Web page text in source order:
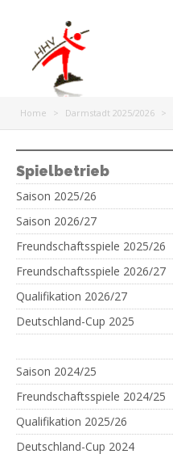
Home > Darmstadt 2025/2026 >
Spielbetrieb
Saison 2025/26
Saison 2026/27
Freundschaftsspiele 2025/26
Freundschaftsspiele 2026/27
Qualifikation 2026/27
Deutschland-Cup 2025
Saison 2024/25
Freundschaftsspiele 2024/25
Qualifikation 2025/26
Deutschland-Cup 2024